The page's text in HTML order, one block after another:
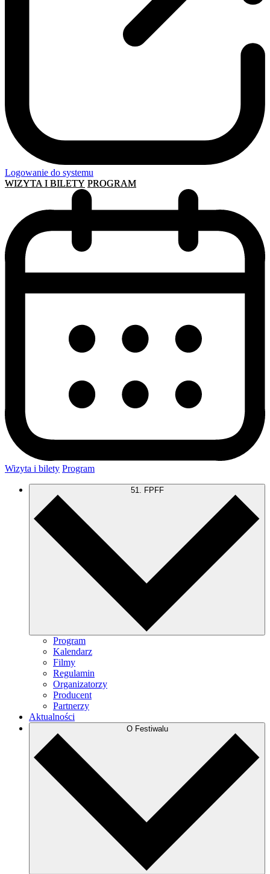
Logowanie do systemu
WIZYTA I BILETY PROGRAM
Wizyta i bilety Program
51. FPFF
Program
Kalendarz
Filmy
Regulamin
Organizatorzy
Producent
Partnerzy
Aktualności
O Festiwalu